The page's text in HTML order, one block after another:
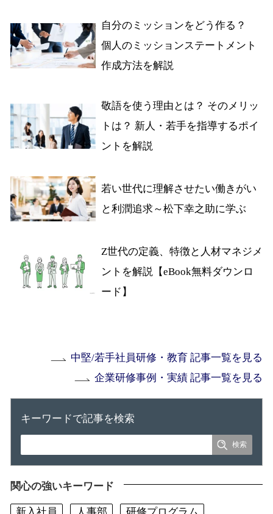
自分のミッションをどう作る？
個人のミッションステートメント
作成方法を解説
敬語を使う理由とは？ そのメリッ
トは？ 新人・若手を指導するポイ
ントを解説
若い世代に理解させたい働きがい
と利潤追求～松下幸之助に学ぶ
Z世代の定義、特徴と人材マネジメ
ントを解説【eBook無料ダウンロ
ード】
中堅/若手社員研修・教育 記事一覧を見る
企業研修事例・実績 記事一覧を見る
キーワードで記事を検索
関心の強いキーワード